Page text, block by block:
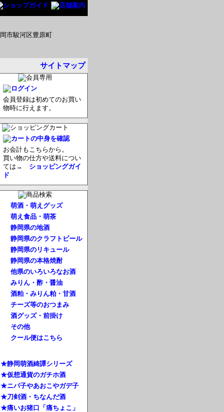
サイトマップ
会員登録は初めてのお買い
物時に行えます。
お会計もこちらから。
買い物の仕方や送料につい
ては→ ショッピングガイ
ド
萌酒・萌えグッズ
萌え食品・萌茶
静岡県の地酒
静岡県のクラフトビール
静岡県のリキュール
静岡県の本格焼酎
他県のいろいろなお酒
みりん・酢・醤油
酒粕・みりん粕・甘酒
チーズ等のおつまみ
酒グッズ・前掛け
その他
クール便はこちら
★静岡萌酒綺譚シリーズ
★仮想通貨のガチホ酒
★ニパ子やあおこやガデ子
★刀剣酒・ちなんだ酒
★痛いお猪口「痛ちょこ」